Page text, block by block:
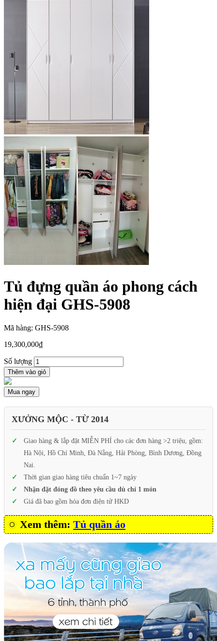
Tủ đựng quần áo phong cách
hiện đại GHS-5908
Mã hàng: GHS-5908
19,300,000₫
Số lượng
Thêm vào giỏ
Mua ngay
XƯỞNG MỘC - TỪ 2014
Giao hàng & lắp đặt MIỄN PHÍ cho các đơn hàng >2 triệu, gồm:
Hà Nội, Hồ Chí Minh, Đà Nẵng, Hải Phòng, Bình Dương, Đồng
Nai.
Thời gian giao hàng tiêu chuẩn 1~7 ngày
Nhận đặt đóng đồ theo yêu cầu dù chỉ 1 món
Giá đã bao gồm hóa đơn điện tử HKD
Xem thêm: Tủ quần áo